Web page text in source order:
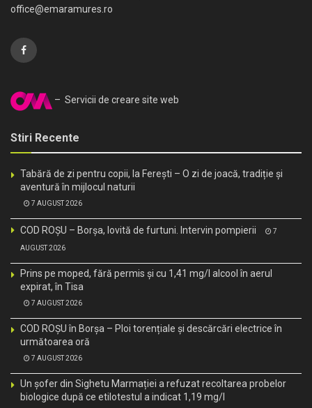
office@emaramures.ro
– Servicii de creare site web
Stiri Recente
Tabără de zi pentru copii, la Ferești – O zi de joacă, tradiție și
aventură în mijlocul naturii
7 AUGUST 2026
COD ROȘU – Borșa, lovită de furtuni. Intervin pompierii 7
AUGUST 2026
Prins pe moped, fără permis și cu 1,41 mg/l alcool în aerul
expirat, în Tisa
7 AUGUST 2026
COD ROȘU în Borșa – Ploi torențiale și descărcări electrice în
următoarea oră
7 AUGUST 2026
Un șofer din Sighetu Marmației a refuzat recoltarea probelor
biologice după ce etilotestul a indicat 1,19 mg/l